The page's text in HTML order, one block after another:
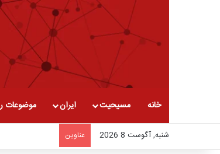
خانه مسیحیت ایران موضوعات
شنبه, آگوست 8 2026 عناوین